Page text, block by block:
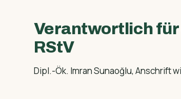
Verantwortlich für
RStV
Dipl.-Ök. Imran Sunaoğlu, Anschrift